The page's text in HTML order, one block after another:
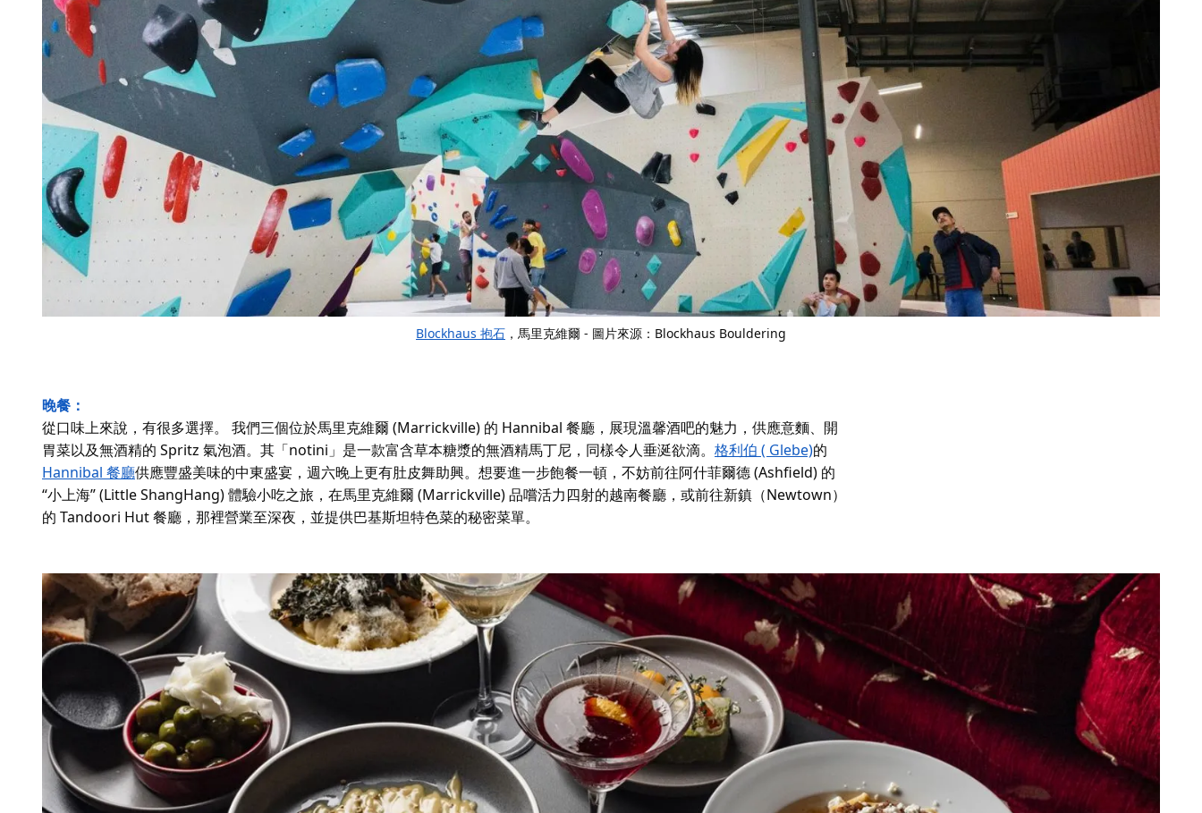
Blockhaus 抱石 ，馬里克維爾 - 圖片來源：Blockhaus Bouldering
晚餐：
從口味上來說，有很多選擇。
我們三個位於馬里克維爾 (Marrickville) 的 Hannibal 餐廳，展現溫馨酒吧的魅力，供應意麵、開
胃菜以及無酒精的 Spritz 氣泡酒。其「notini」是一款富含草本糖漿的無酒精馬丁尼，同樣令人垂涎欲滴。 格利伯 ( Glebe)的
Hannibal 餐廳供應豐盛美味的中東盛宴，週六晚上更有肚皮舞助興。想要進一步飽餐一頓，不妨前往阿什菲爾德 (Ashfield) 的
“小上海” (Little ShangHang) 體驗小吃之旅，在馬里克維爾 (Marrickville) 品嚐活力四射的越南餐廳，或前往新鎮（Newtown）
的 Tandoori Hut 餐廳，那裡營業至深夜，並提供巴基斯坦特色菜的秘密菜單。